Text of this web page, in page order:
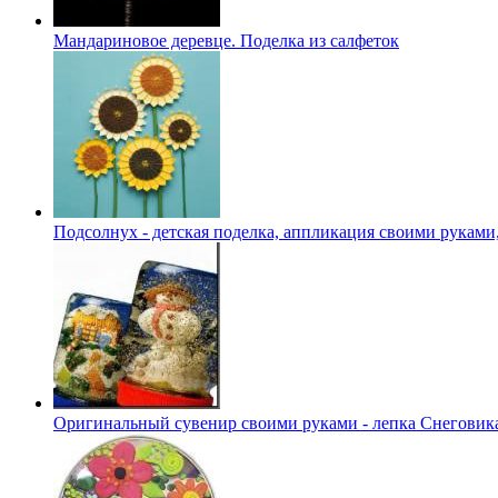
Мандариновое деревце. Поделка из салфеток
Подсолнух - детская поделка, аппликация своими
Оригинальный сувенир своими руками - лепка